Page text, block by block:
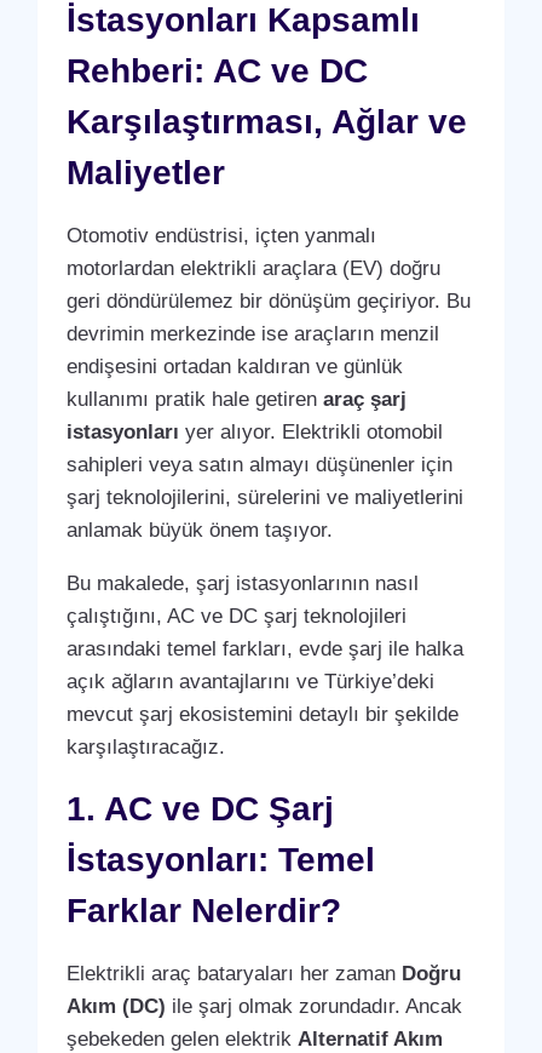
İstasyonları Kapsamlı
Rehberi: AC ve DC
Karşılaştırması, Ağlar ve
Maliyetler
Otomotiv endüstrisi, içten yanmalı
motorlardan elektrikli araçlara (EV) doğru
geri döndürülemez bir dönüşüm geçiriyor. Bu
devrimin merkezinde ise araçların menzil
endişesini ortadan kaldıran ve günlük
kullanımı pratik hale getiren araç şarj
istasyonları yer alıyor. Elektrikli otomobil
sahipleri veya satın almayı düşünenler için
şarj teknolojilerini, sürelerini ve maliyetlerini
anlamak büyük önem taşıyor.
Bu makalede, şarj istasyonlarının nasıl
çalıştığını, AC ve DC şarj teknolojileri
arasındaki temel farkları, evde şarj ile halka
açık ağların avantajlarını ve Türkiye’deki
mevcut şarj ekosistemini detaylı bir şekilde
karşılaştıracağız.
1. AC ve DC Şarj
İstasyonları: Temel
Farklar Nelerdir?
Elektrikli araç bataryaları her zaman Doğru
Akım (DC) ile şarj olmak zorundadır. Ancak
şebekeden gelen elektrik Alternatif Akım